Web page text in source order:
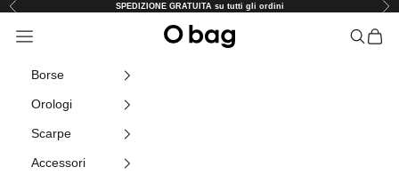
Vai al contenuto
Precedente SPEDIZIONE GRATUITA su tutti gli ordini
O-Bag Store
Menù Cerca
Borse
Orologi
Scarpe
Accessori